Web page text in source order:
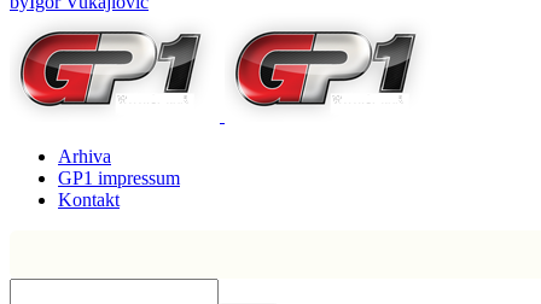
Arhiva
GP1 impressum
Kontakt